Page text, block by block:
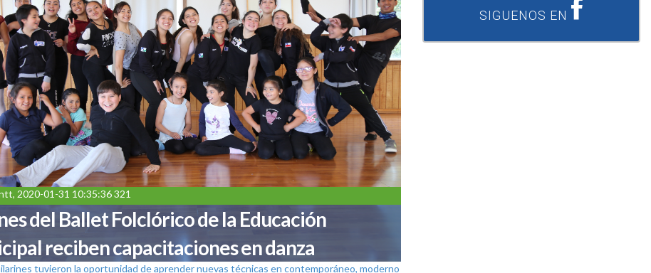
2020-01-31 10:35:36 321
del Ballet Folclórico de la Educación
reciben capacitaciones en danza
tuvieron la oportunidad de aprender nuevas técnicas en contemporáneo, moderno
SIGUENOS EN